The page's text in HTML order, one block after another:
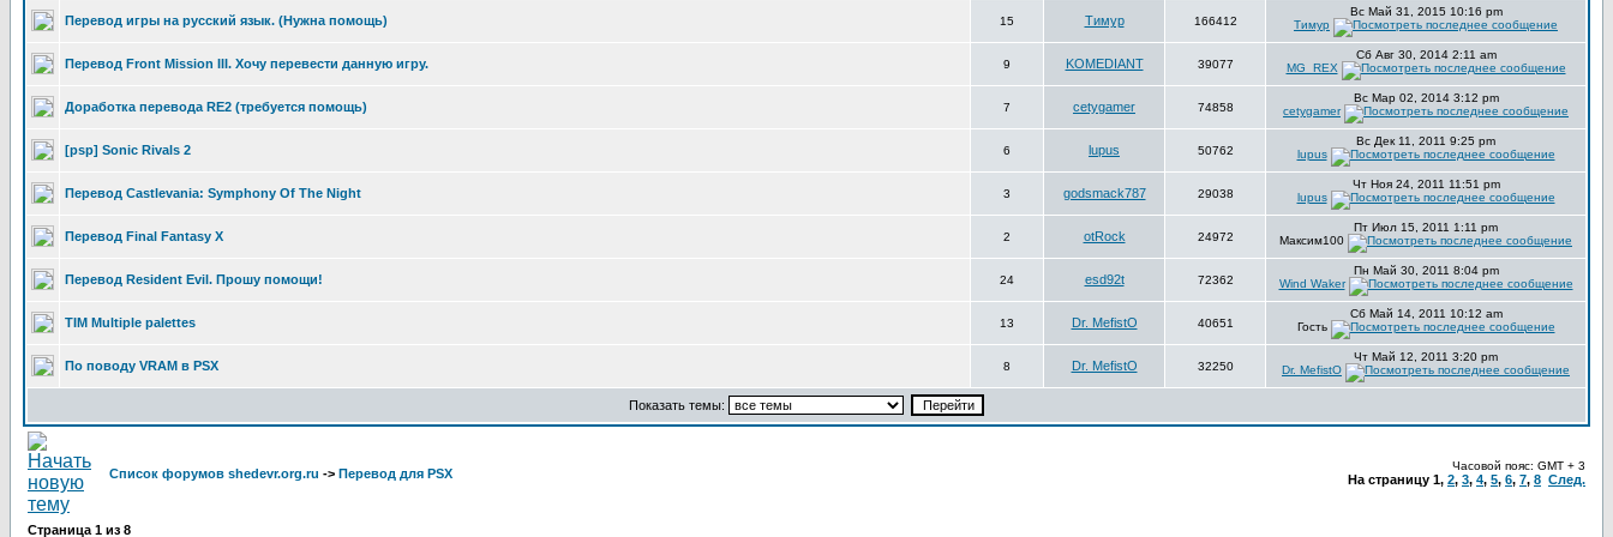
Перевод игры на русский язык. (Нужна помощь) 15 Тимур 166412
Вс Май 31, 2015 10:16 pm
Тимур
Перевод Front Mission III. Хочу перевести данную игру. 9 KOMEDIANT 39077
Сб Авг 30, 2014 2:11 am
MG_REX
Доработка перевода RE2 (требуется помощь) 7 cetygamer 74858
Вс Мар 02, 2014 3:12 pm
cetygamer
[psp] Sonic Rivals 2 6 lupus 50762
Вс Дек 11, 2011 9:25 pm
lupus
Перевод Castlevania: Symphony Of The Night 3 godsmack787 29038
Чт Ноя 24, 2011 11:51 pm
lupus
Перевод Final Fantasy X 2 otRock 24972
Пт Июл 15, 2011 1:11 pm
Максим100
Перевод Resident Evil. Прошу помощи! 24 esd92t 72362
Пн Май 30, 2011 8:04 pm
Wind Waker
TIM Multiple palettes 13 Dr. MefistO 40651
Сб Май 14, 2011 10:12 am
Гость
По поводу VRAM в PSX 8 Dr. MefistO 32250
Чт Май 12, 2011 3:20 pm
Dr. MefistO
Показать темы:
Список форумов shedevr.org.ru -> Перевод для PSX
Часовой пояс: GMT + 3
На страницу 1, 2, 3, 4, 5, 6, 7, 8 След.
Страница 1 из 8